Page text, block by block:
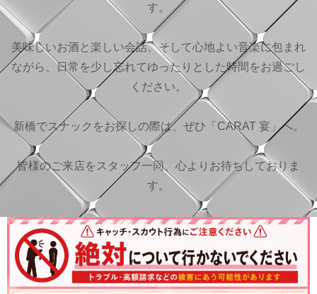
す。
美味しいお酒と楽しい会話、そして心地よい音楽に包まれ
ながら、日常を少し忘れてゆったりとした時間をお過ごし
ください。
新橋でスナックをお探しの際は、ぜひ「CARAT 宴」へ。
皆様のご来店をスタッフ一同、心よりお待ちしておりま
す。